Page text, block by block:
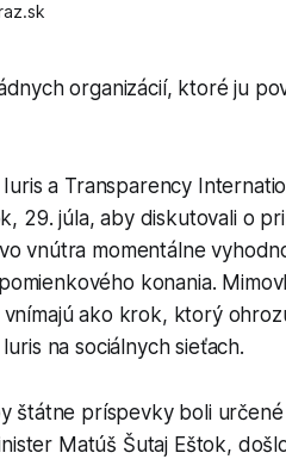
organizácií, ktoré ju
a Transparency
29. júla, aby diskutovali o
vnútra momentálne
konania.
ako krok, ktorý
na sociálnych sieťach.
štátne príspevky boli
Matúš Šutaj Eštok,